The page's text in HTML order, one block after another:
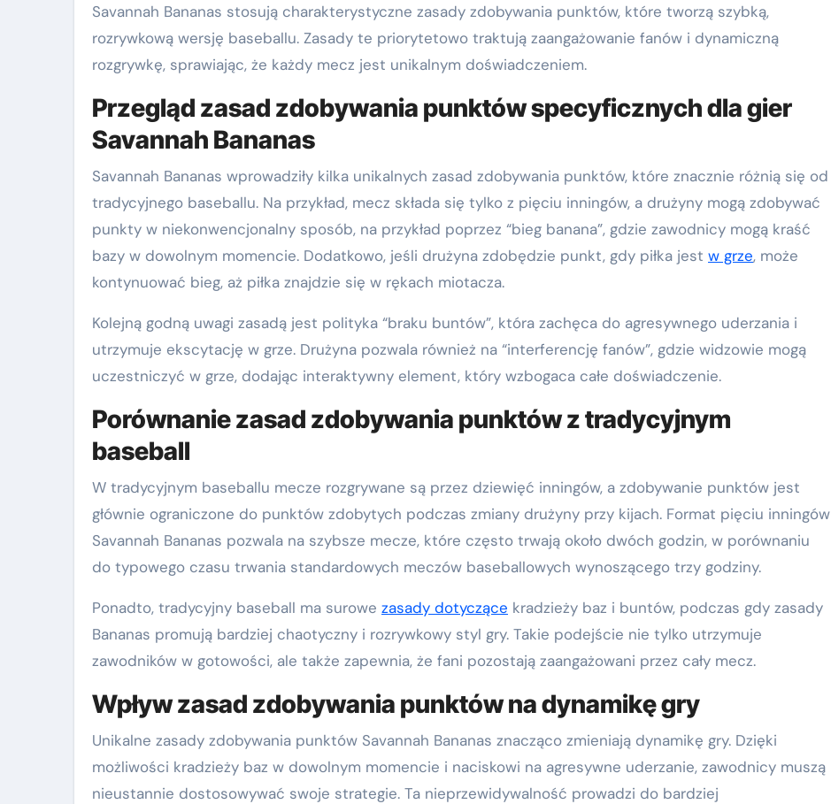
Savannah Bananas stosują charakterystyczne zasady zdobywania punktów, które tworzą szybką,
rozrywkową wersję baseballu. Zasady te priorytetowo traktują zaangażowanie fanów i dynamiczną
rozgrywkę, sprawiając, że każdy mecz jest unikalnym doświadczeniem.
Przegląd zasad zdobywania punktów specyficznych dla gier
Savannah Bananas
Savannah Bananas wprowadziły kilka unikalnych zasad zdobywania punktów, które znacznie różnią się od
tradycyjnego baseballu. Na przykład, mecz składa się tylko z pięciu inningów, a drużyny mogą zdobywać
punkty w niekonwencjonalny sposób, na przykład poprzez “bieg banana”, gdzie zawodnicy mogą kraść
bazy w dowolnym momencie. Dodatkowo, jeśli drużyna zdobędzie punkt, gdy piłka jest w grze, może
kontynuować bieg, aż piłka znajdzie się w rękach miotacza.
Kolejną godną uwagi zasadą jest polityka “braku buntów”, która zachęca do agresywnego uderzania i
utrzymuje ekscytację w grze. Drużyna pozwala również na “interferencję fanów”, gdzie widzowie mogą
uczestniczyć w grze, dodając interaktywny element, który wzbogaca całe doświadczenie.
Porównanie zasad zdobywania punktów z tradycyjnym
baseball
W tradycyjnym baseballu mecze rozgrywane są przez dziewięć inningów, a zdobywanie punktów jest
głównie ograniczone do punktów zdobytych podczas zmiany drużyny przy kijach. Format pięciu inningów
Savannah Bananas pozwala na szybsze mecze, które często trwają około dwóch godzin, w porównaniu
do typowego czasu trwania standardowych meczów baseballowych wynoszącego trzy godziny.
Ponadto, tradycyjny baseball ma surowe zasady dotyczące kradzieży baz i buntów, podczas gdy zasady
Bananas promują bardziej chaotyczny i rozrywkowy styl gry. Takie podejście nie tylko utrzymuje
zawodników w gotowości, ale także zapewnia, że fani pozostają zaangażowani przez cały mecz.
Wpływ zasad zdobywania punktów na dynamikę gry
Unikalne zasady zdobywania punktów Savannah Bananas znacząco zmieniają dynamikę gry. Dzięki
możliwości kradzieży baz w dowolnym momencie i naciskowi na agresywne uderzanie, zawodnicy muszą
nieustannie dostosowywać swoje strategie. Ta nieprzewidywalność prowadzi do bardziej